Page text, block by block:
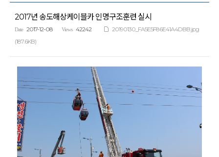
2017년 송도해상케이블카 인명구조훈련 실시
Date 2017-12-08 Views 42242
20190130_FA5E5F86E41A4DBB.jpg
(187.6KB)